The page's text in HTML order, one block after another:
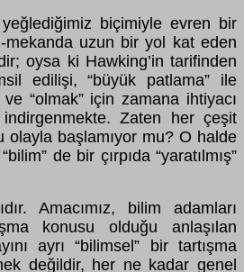
biçimiyle evren bir
mekanda uzun bir yol kat eden
oysa ki Hawking’in tarifinden
edilişi, “büyük patlama” ile
“olmak” için zamana ihtiyacı
Zaten her çeşit
olayla başlamıyor mu? O halde
de bir çırpıda “yaratılmış”
Amacımız, bilim adamları
konusu olduğu anlaşılan
ayrı “bilimsel” bir tartışma
değildir, her ne kadar genel